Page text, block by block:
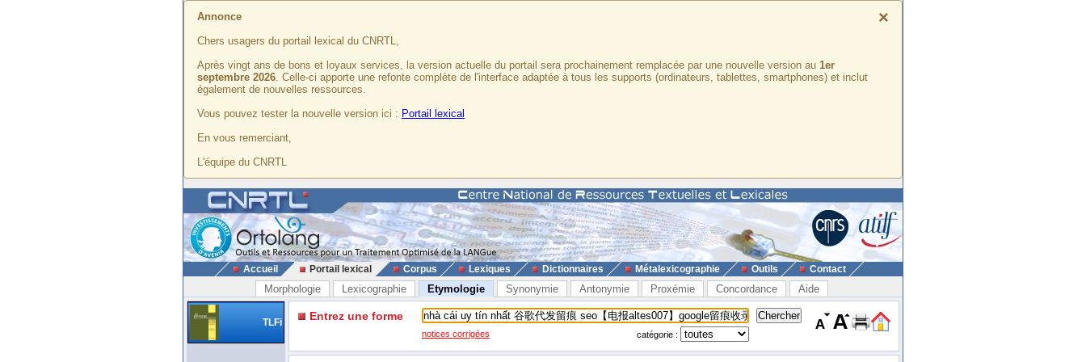
×
Annonce
Chers usagers du portail lexical du CNRTL,
Après vingt ans de bons et loyaux services, la version actuelle du portail sera prochainement remplacée par une nouvelle version au 1er
septembre 2026. Celle-ci apporte une refonte complète de l'interface adaptée à tous les supports (ordinateurs, tablettes, smartphones) et inclut
également de nouvelles ressources.
Vous pouvez tester la nouvelle version ici : Portail lexical
En vous remerciant,
L'équipe du CNRTL
Accueil Portail lexical Corpus Lexiques Dictionnaires Métalexicographie Outils Contact
Morphologie Lexicographie Etymologie Synonymie Antonymie Proxémie Concordance Aide
TLFi Entrez une forme
notices corrigées catégorie :